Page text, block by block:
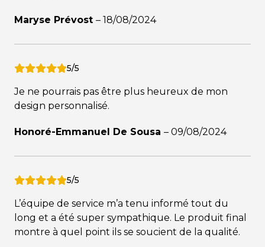
Maryse Prévost – 18/08/2024
5/5
Je ne pourrais pas être plus heureux de mon
design personnalisé.
Honoré-Emmanuel De Sousa – 09/08/2024
5/5
L’équipe de service m’a tenu informé tout du
long et a été super sympathique. Le produit final
montre à quel point ils se soucient de la qualité.